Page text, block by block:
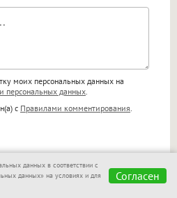
<em>, <s>, <big>,
<pre>, <ul>, <ol>, <li>,
экранирует HTML,
становятся
img] будет
вкладке.
моих персональных данных на
персональных данных
с Правилами комментирования
данных в соответствии с
данных» на условиях и для
Согласен